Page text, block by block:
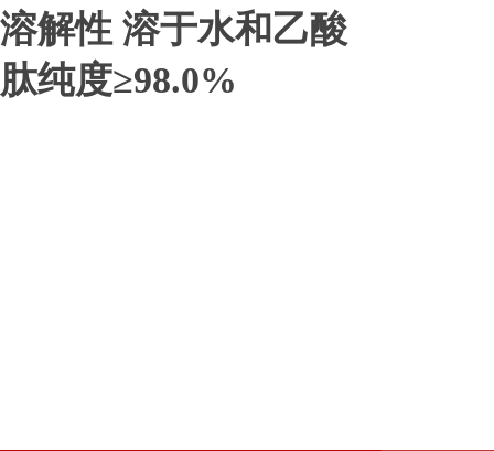
溶解性 溶于水和乙酸
肽纯度≥98.0%